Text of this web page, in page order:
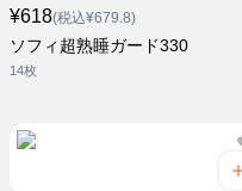
¥618(税込¥679.8)
ソフィ超熟睡ガード330
14枚